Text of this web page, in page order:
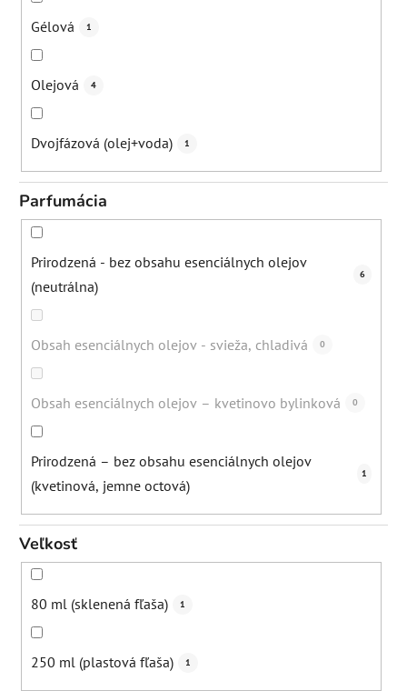
Gélová 1
Olejová 4
Dvojfázová (olej+voda) 1
Parfumácia
Prirodzená - bez obsahu esenciálnych olejov
(neutrálna)
6
Obsah esenciálnych olejov - svieža, chladivá 0
Obsah esenciálnych olejov – kvetinovo bylinková 0
Prirodzená – bez obsahu esenciálnych olejov
(kvetinová, jemne octová)
1
Veľkosť
80 ml (sklenená fľaša) 1
250 ml (plastová fľaša) 1